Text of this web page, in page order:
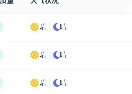
晴 晴
晴 晴
晴 晴